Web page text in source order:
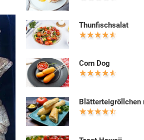
Thunfischsalat
Corn Dog
Blätterteigröllchen